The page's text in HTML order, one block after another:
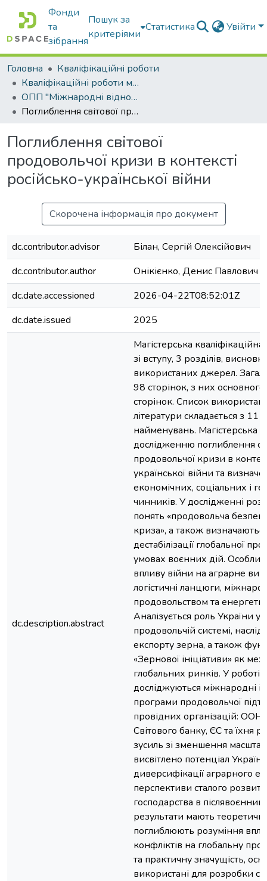
Фонди
та
зібрання
Пошук за
критеріями
Статистика Увійти
Головна
Кваліфікаційні роботи
Кваліфікаційні роботи магістрів
ОПП "Міжнародні відносини, суспільні комунікації та регіональні студії"
Поглиблення світової продовольчої кризи в контексті російсько-української війни
Поглиблення світової
продовольчої кризи в контексті
російсько-української війни
Скорочена інформація про документ
dc.contributor.advisor
Білан, Сергій Олексійович
dc.contributor.author
Онікієнко, Денис Павлович
dc.date.accessioned
2026-04-22T08:52:01Z
dc.date.issued
2025
dc.description.abstract
Магістерська
зі вступу, 3 розділів,
використаних джерел.
98 сторінок, з них основного
сторінок. Список
літератури складається з 11
найменувань. Магістерська
дослідженню поглиблення
продовольчої кризи в
української війни та
економічних, соціальних і
чинників. У дослідженні
понять «продовольча
криза», а також
дестабілізації глобальної
умовах воєнних дій.
впливу війни на аграрне
логістичні ланцюги,
продовольством та
Аналізується роль України у
продовольчій системі,
експорту зерна, а також
«Зернової ініціативи» як
глобальних ринків. У роботі
досліджуються міжнародні
програми продовольчої
провідних організацій:
Світового банку, ЄС та їхня
зусиль зі зменшення
висвітлено потенціал
диверсифікації аграрного
перспективи сталого
господарства в
результати мають
поглиблюють розуміння
конфліктів на глобальну
та практичну значущість,
використані для розробки